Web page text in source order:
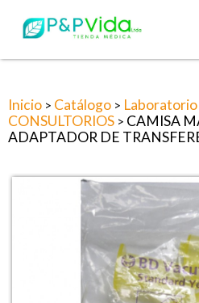
Inicio > Catálogo > Laboratorio
CONSULTORIOS > CAMISA
ADAPTADOR DE